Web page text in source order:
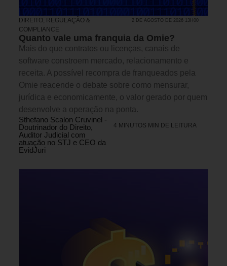
DIREITO, REGULAÇÃO &
COMPLIANCE
2 DE AGOSTO DE 2026 13H00
Quanto vale uma franquia da Omie?
Mais do que contratos ou licenças, canais de
software constroem mercado, relacionamento e
receita. A possível recompra de franqueados pela
Omie reacende o debate sobre como mensurar,
jurídica e economicamente, o valor gerado por quem
desenvolve a operação na ponta.
Sthefano Scalon Cruvinel -
Doutrinador do Direito,
Auditor Judicial com
atuação no STJ e CEO da
EvidJuri
4 MINUTOS MIN DE LEITURA